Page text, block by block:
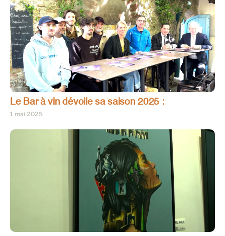
Le Bar à vin dévoile sa saison 2025 :
1 mai 2025